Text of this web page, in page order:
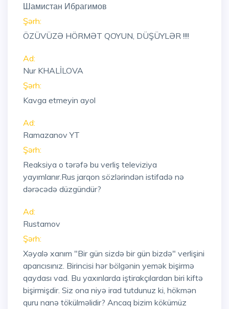
Шамистан Ибрагимов
Şərh:
ÖZÜVÜZƏ HÖRMƏT QOYUN, DÜŞÜYLƏR !!!!
Ad:
Nur KHALİLOVA
Şərh:
Kavga etmeyin ayol
Ad:
Ramazanov YT
Şərh:
Reaksiya o tərəfə bu verliş televiziya
yayımlanır.Rus jarqon sözlərindən istifadə nə
dərəcədə düzgündür?
Ad:
Rustamov
Şərh:
Xəyalə xanım "Bir gün sizdə bir gün bizdə" verlişini
aparıcısınız. Birincisi hər bölgənin yemək bişirmə
qaydası vad. Bu yaxınlarda iştirakçılardan biri kiftə
bişirmişdir. Siz ona niyə irad tutdunuz ki, hökmən
quru nanə tökülməlidir? Ancaq bizim kökümüz